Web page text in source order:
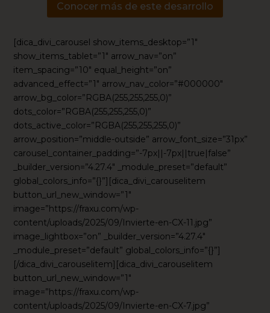
Conocer más de este desarrollo
[dica_divi_carousel show_items_desktop=”1″
show_items_tablet=”1″ arrow_nav=”on”
item_spacing=”10″ equal_height=”on”
advanced_effect=”1″ arrow_nav_color=”#000000″
arrow_bg_color=”RGBA(255,255,255,0)”
dots_color=”RGBA(255,255,255,0)”
dots_active_color=”RGBA(255,255,255,0)”
arrow_position=”middle-outside” arrow_font_size=”31px”
carousel_container_padding=”-7px||-7px||true|false”
_builder_version=”4.27.4″ _module_preset=”default”
global_colors_info=”{}”][dica_divi_carouselitem
button_url_new_window=”1″
image=”https://fraxu.com/wp-
content/uploads/2025/09/Invierte-en-CX-11.jpg”
image_lightbox=”on” _builder_version=”4.27.4″
_module_preset=”default” global_colors_info=”{}”]
[/dica_divi_carouselitem][dica_divi_carouselitem
button_url_new_window=”1″
image=”https://fraxu.com/wp-
content/uploads/2025/09/Invierte-en-CX-7.jpg”